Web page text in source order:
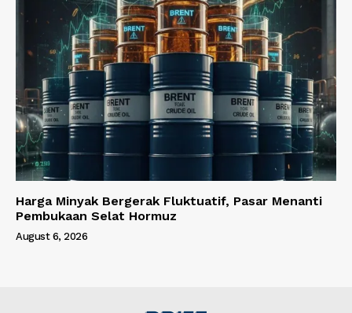
Harga Minyak Bergerak Fluktuatif, Pasar Menanti
Pembukaan Selat Hormuz
August 6, 2026